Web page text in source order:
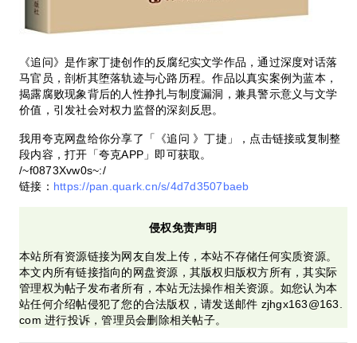
《追问》是作家丁捷创作的反腐纪实文学作品，通过深度对话落
马官员，剖析其堕落轨迹与心路历程。作品以真实案例为蓝本，
揭露腐败现象背后的人性挣扎与制度漏洞，兼具警示意义与文学
价值，引发社会对权力监督的深刻反思。
我用夸克网盘给你分享了「《追问 》丁捷」，点击链接或复制整
段内容，打开「夸克APP」即可获取。
/~f0873Xvw0s~:/
链接： https://pan.quark.cn/s/4d7d3507baeb
侵权免责声明
本站所有资源链接为网友自发上传，本站不存储任何实质资源。
本文内所有链接指向的网盘资源，其版权归版权方所有，其实际
管理权为帖子发布者所有，本站无法操作相关资源。如您认为本
站任何介绍帖侵犯了您的合法版权，请发送邮件 zjhgx163@163.
com 进行投诉，管理员会删除相关帖子。